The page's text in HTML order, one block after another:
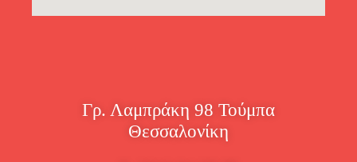
Γρ. Λαμπράκη 98 Τούμπα
Θεσσαλονίκη